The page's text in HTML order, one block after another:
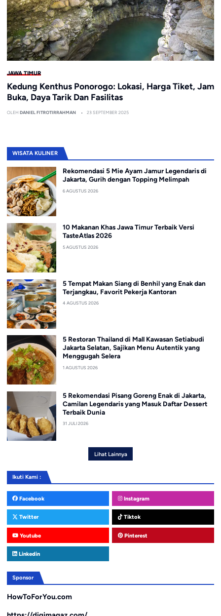
JAWA TIMUR
Kedung Kenthus Ponorogo: Lokasi, Harga Tiket, Jam
Buka, Daya Tarik Dan Fasilitas
OLEH DANIEL FITROTIRRAHMAN 23 SEPTEMBER 2025
WISATA KULINER
Rekomendasi 5 Mie Ayam Jamur Legendaris di
Jakarta, Gurih dengan Topping Melimpah
6 AGUSTUS 2026
10 Makanan Khas Jawa Timur Terbaik Versi
TasteAtlas 2026
5 AGUSTUS 2026
5 Tempat Makan Siang di Benhil yang Enak dan
Terjangkau, Favorit Pekerja Kantoran
4 AGUSTUS 2026
5 Restoran Thailand di Mall Kawasan Setiabudi
Jakarta Selatan, Sajikan Menu Autentik yang
Menggugah Selera
1 AGUSTUS 2026
5 Rekomendasi Pisang Goreng Enak di Jakarta,
Camilan Legendaris yang Masuk Daftar Dessert
Terbaik Dunia
31 JULI 2026
Lihat Lainnya
Ikuti Kami :
Facebook Instagram
Twitter Tiktok
Youtube Pinterest
Linkedin
Sponsor
HowToForYou.com